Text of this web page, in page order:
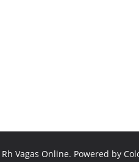
Rh Vagas Online. Powered by